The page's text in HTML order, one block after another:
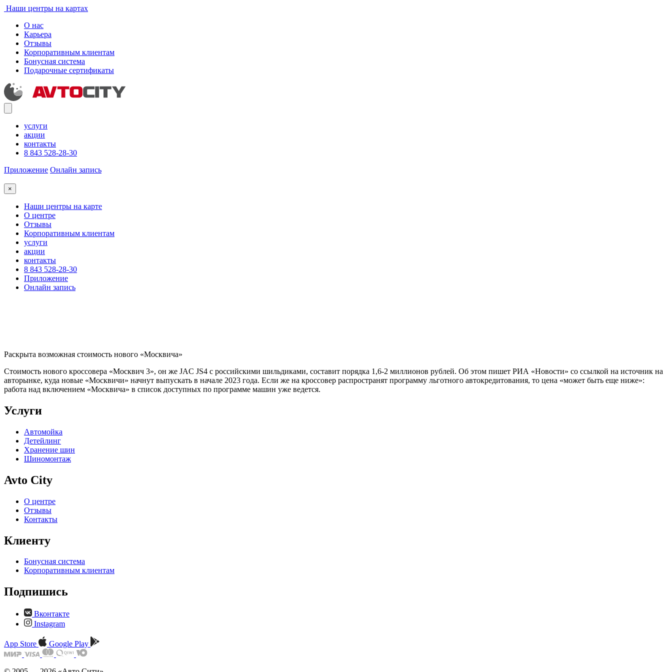
Наши центры на картах
О нас
Карьера
Отзывы
Корпоративным клиентам
Бонусная система
Подарочные сертификаты
услуги
акции
контакты
8 843 528-28-30
Приложение Онлайн запись
×
Наши центры на карте
О центре
Отзывы
Корпоративным клиентам
услуги
акции
контакты
8 843 528-28-30
Приложение
Онлайн запись
Раскрыта возможная стоимость нового «Москвича»
Стоимость нового кроссовера «Москвич 3», он же JAC JS4 с российскими шильдиками, составит порядка 1,6-2 миллионов рублей. Об этом пишет РИА «Новости» со ссылкой на источник на
авторынке, куда новые «Москвичи» начнут выпускать в начале 2023 года. Если же на кроссовер распространят программу льготного автокредитования, то цена «может быть еще ниже»:
работа над включением «Москвича» в список доступных по программе машин уже ведется.
Услуги
Автомойка
Детейлинг
Хранение шин
Шиномонтаж
Avto City
О центре
Отзывы
Контакты
Клиенту
Бонусная система
Корпоративным клиентам
Подпишись
Вконтакте
Instagram
App Store Google Play